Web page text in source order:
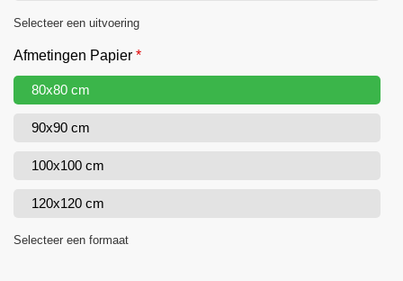
Selecteer een uitvoering
Afmetingen Papier *
80x80 cm
90x90 cm
100x100 cm
120x120 cm
Selecteer een formaat